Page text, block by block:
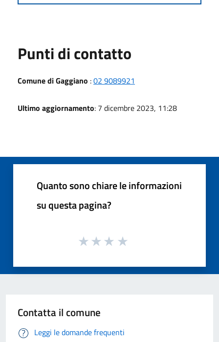
Punti di contatto
Comune di Gaggiano :02 9089921
Ultimo aggiornamento: 7 dicembre 2023, 11:28
Quanto sono chiare le informazioni
su questa pagina?
Contatta il comune
Leggi le domande frequenti